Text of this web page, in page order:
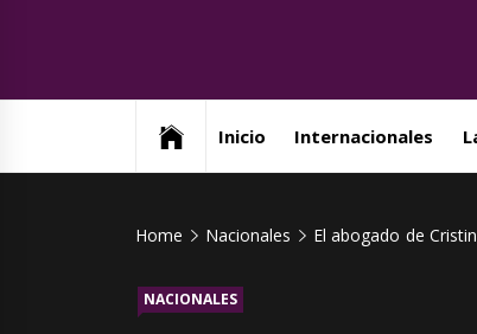
Inicio Internacionales
Home Nacionales El abogado de
NACIONALES